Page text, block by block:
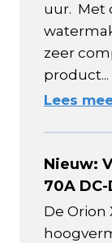
uur. Met
zeer
product...
Lees
Nieuw:
70A
De Orion